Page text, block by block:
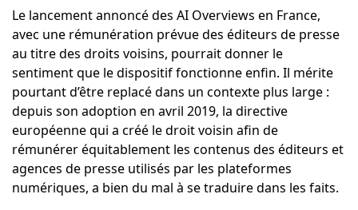
Le lancement annoncé des AI Overviews en France,
avec une rémunération prévue des éditeurs de presse
au titre des droits voisins, pourrait donner le
sentiment que le dispositif fonctionne enfin. Il mérite
pourtant d’être replacé dans un contexte plus large :
depuis son adoption en avril 2019, la directive
européenne qui a créé le droit voisin afin de
rémunérer équitablement les contenus des éditeurs et
agences de presse utilisés par les plateformes
numériques, a bien du mal à se traduire dans les faits.